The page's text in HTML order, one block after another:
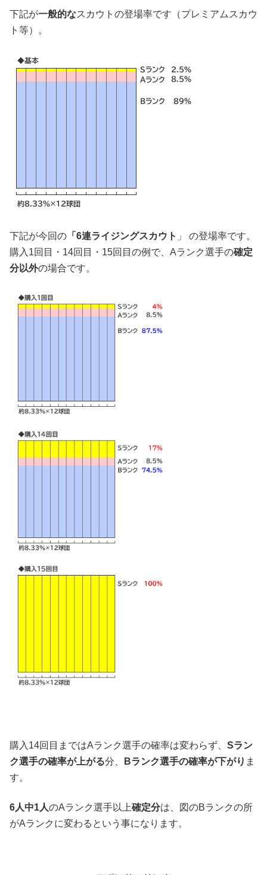
下記が一般的なスカウトの登場率です（プレミアムスカウ
ト等）。
下記が今回の 「 6連ライジングスカウト 」 の登場率です。
購入1回目・14回目・15回目の例で、Aランク選手の確定
分以外の場合です。
購入14回目まではAランク選手の確率は変わらず、 Sラン
ク選手の確率が上がる分、 Bランク選手の確率が下がり ま
す。
6人中1人のAランク選手以上確定分は、図のBランクの所
がAランクに変わるという事になります。